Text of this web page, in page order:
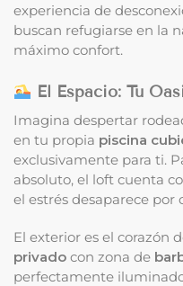
experiencia de
buscan refugiarse en la
máximo confort.
El Espacio: Tu
Imagina despertar
en tu propia piscina
exclusivamente para ti.
absoluto, el loft cuenta
el estrés desaparece por
El exterior es el corazón
privado con zona de
perfectamente